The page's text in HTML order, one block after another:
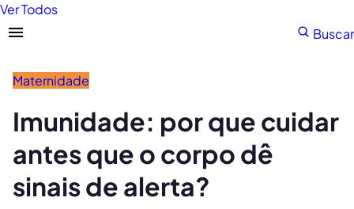
Ver Todos
Buscar
Maternidade
Imunidade: por que cuidar
antes que o corpo dê
sinais de alerta?